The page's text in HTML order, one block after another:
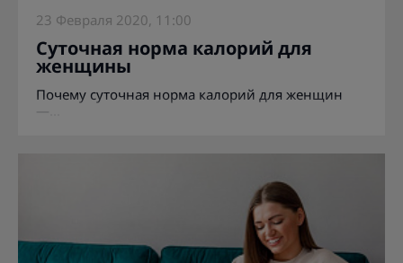
23 Февраля 2020, 11:00
Суточная норма калорий для
женщины
Почему суточная норма калорий для женщин